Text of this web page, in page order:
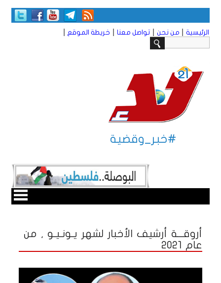
الرئيسية من نحن تواصل معنا خريطة الموقع
#خبر_وقضية
أروقـــة أرشيف الأخبار لشهر يـونـيـو , من
عام 2021